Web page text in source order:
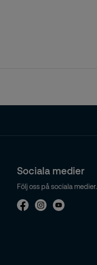
Sociala medier
Följ oss på sociala medier.